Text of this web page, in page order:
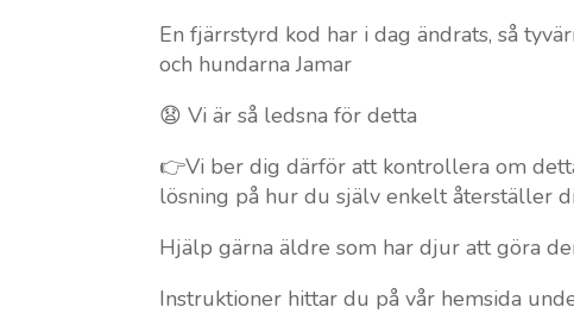
En fjärrstyrd kod har i dag ändrats, så
och hundarna Jamar
😧 Vi är så ledsna för detta
👉Vi ber dig därför att kontrollera om
lösning på hur du själv enkelt återställer
Hjälp gärna äldre som har djur att göra
Instruktioner hittar du på vår hemsida